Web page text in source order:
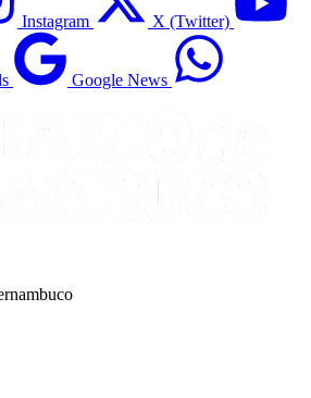
Instagram X (Twitter)
Google News